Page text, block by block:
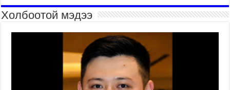
Холбоотой мэдээ